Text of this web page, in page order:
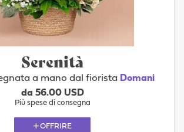
Serenità
a mano dal fiorista Domani
da 56.00 USD
Più spese di consegna
OFFRIRE